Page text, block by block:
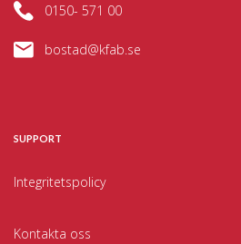
0150- 571 00
bostad@kfab.se
SUPPORT
Integritetspolicy
Kontakta oss